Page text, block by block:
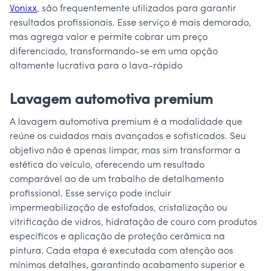
Vonixx, são frequentemente utilizados para garantir
resultados profissionais. Esse serviço é mais demorado,
mas agrega valor e permite cobrar um preço
diferenciado, transformando-se em uma opção
altamente lucrativa para o lava-rápido
Lavagem automotiva premium
A lavagem automotiva premium é a modalidade que
reúne os cuidados mais avançados e sofisticados. Seu
objetivo não é apenas limpar, mas sim transformar a
estética do veículo, oferecendo um resultado
comparável ao de um trabalho de detalhamento
profissional. Esse serviço pode incluir
impermeabilização de estofados, cristalização ou
vitrificação de vidros, hidratação de couro com produtos
específicos e aplicação de proteção cerâmica na
pintura. Cada etapa é executada com atenção aos
mínimos detalhes, garantindo acabamento superior e